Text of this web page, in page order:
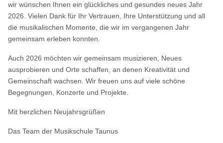
wir wünschen Ihnen ein glückliches und gesundes neues Jahr
2026. Vielen Dank für Ihr Vertrauen, Ihre Unterstützung und all
die musikalischen Momente, die wir im vergangenen Jahr
gemeinsam erleben konnten.
Auch 2026 möchten wir gemeinsam musizieren, Neues
ausprobieren und Orte schaffen, an denen Kreativität und
Gemeinschaft wachsen. Wir freuen uns auf viele schöne
Begegnungen, Konzerte und Projekte.
Mit herzlichen Neujahrsgrüßen
Das Team der Musikschule Taunus